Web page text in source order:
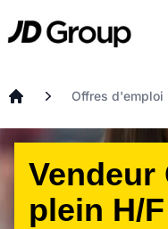
JD
Offres d'emploi
Vendeur
plein H/F